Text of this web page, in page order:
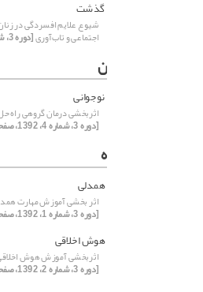
گذشت
شیوع علایم افسردگی در
اجتماعی و تاب‌آوری[دوره 3، شماره 3، 1392، صفحه 331-355]
ن
نوجوانی
اثربخشی درمان گروهی راه
[دوره 3، شماره 4، 1392، صفحه 565-591]
ه
همدلی
اثر بخشی آموزش مهارت
[دوره 3، شماره 1، 1392، صفحه 44-56]
هوش اخلاقی
اثربخشی آموزش هوش
[دوره 3، شماره 2، 1392، صفحه 209-233]